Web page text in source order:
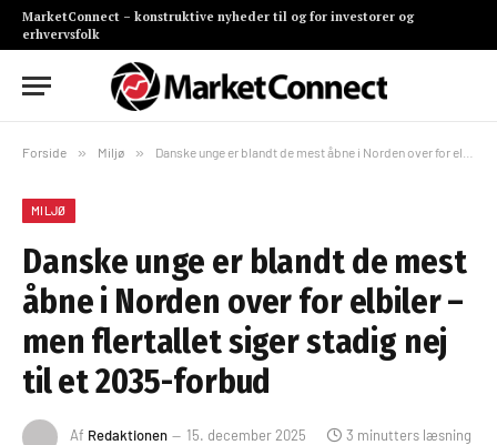
MarketConnect – konstruktive nyheder til og for investorer og
erhvervsfolk
Forside » Miljø » Danske unge er blandt de mest åbne i Norden over for elbiler – men flertallet siger stadig nej til et 2035-forbud
MILJØ
Danske unge er blandt de mest
åbne i Norden over for elbiler –
men flertallet siger stadig nej
til et 2035-forbud
Af Redaktionen 15. december 2025 3 minutters læsning